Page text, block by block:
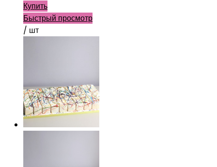
Купить
Быстрый просмотр
/ шт